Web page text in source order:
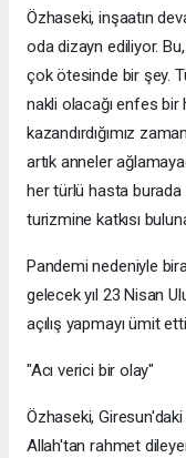
Özhaseki, inşaatın
oda dizayn ediliyor.
çok ötesinde bir şey.
nakli olacağı enfes
kazandırdığımız
artık anneler
her türlü hasta burada
turizmine katkısı
Pandemi nedeniyle
gelecek yıl 23 Nisan
açılış yapmayı ümit
"Acı verici bir olay"
Özhaseki,
Allah'tan rahmet